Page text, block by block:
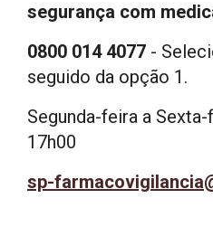
segurança com
0800 014 4077 -
seguido da opção 1.
Segunda-feira a
17h00
sp-